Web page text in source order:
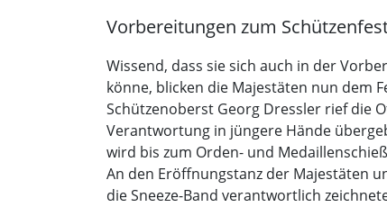
Vorbereitungen zum
Wissend, dass sie sich auch in der
könne, blicken die Majestäten nun dem
Schützenoberst Georg Dressler rief die
Verantwortung in jüngere Hände
wird bis zum Orden- und
An den Eröffnungstanz der Majestäten
die Sneeze-Band verantwortlich